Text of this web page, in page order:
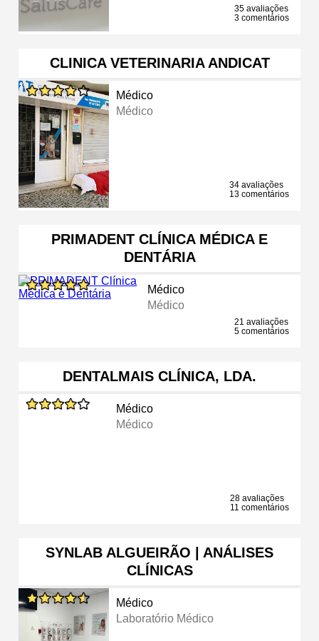
35 avaliações
3 comentários
CLINICA VETERINARIA ANDICAT
Médico
Médico
34 avaliações
13 comentários
PRIMADENT CLÍNICA MÉDICA E
DENTÁRIA
Médico
Médico
21 avaliações
5 comentários
DENTALMAIS CLÍNICA, LDA.
Médico
Médico
28 avaliações
11 comentários
SYNLAB ALGUEIRÃO | ANÁLISES
CLÍNICAS
Médico
Laboratório Médico